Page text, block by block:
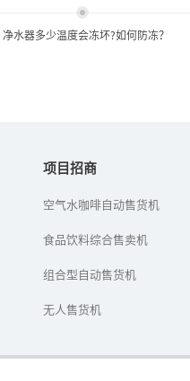
净水器多少温度会冻坏?如何防冻？
冬至已过，我国也随之进
的季节来了，一些北方地
保暖的同时，也要多注意
项目招商
空气水咖啡自动售货机
食品饮料综合售卖机
组合型自动售货机
无人售货机